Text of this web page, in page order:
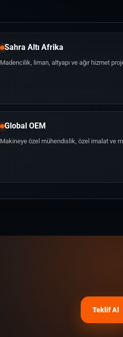
Sahra Altı Afrika
Madencilik, liman, altyapı ve ağır hizmet
Global OEM
Makineye özel mühendislik, özel imalat ve
Teklif Al